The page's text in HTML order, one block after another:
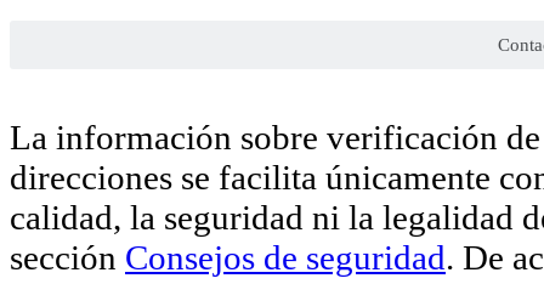
La información sobre verificación
direcciones se facilita únicamente
calidad, la seguridad ni la legalidad
sección Consejos de seguridad. De